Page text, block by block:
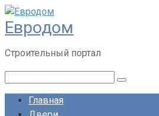
Перейти
к
контенту
Евродом
Строительный портал
Главная